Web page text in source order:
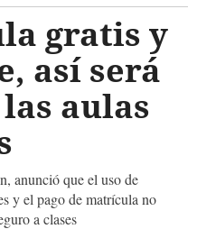
gratis y
así será
aulas
anunció que el uso de
y el pago de matrícula no
a clases